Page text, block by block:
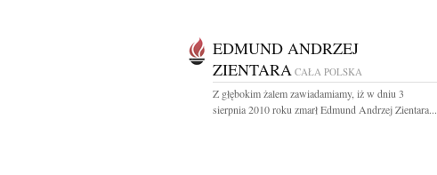
EDMUND ANDRZEJ
ZIENTARA CAŁA POLSKA
Z głębokim żalem zawiadamiamy, iż w dniu 3
sierpnia 2010 roku zmarł Edmund Andrzej Zientara...